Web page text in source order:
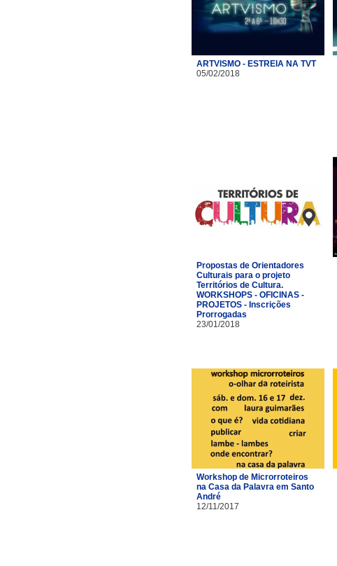
ARTVISMO - ESTREIA NA TVT
05/02/2018
Propostas de Orientadores
Culturais para o projeto
Territórios de Cultura.
WORKSHOPS - OFICINAS -
PROJETOS - Inscrições
Prorrogadas
23/01/2018
Workshop de Microrroteiros
na Casa da Palavra em Santo
André
12/11/2017